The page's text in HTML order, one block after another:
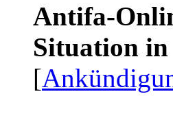
Antifa-
Situation
[